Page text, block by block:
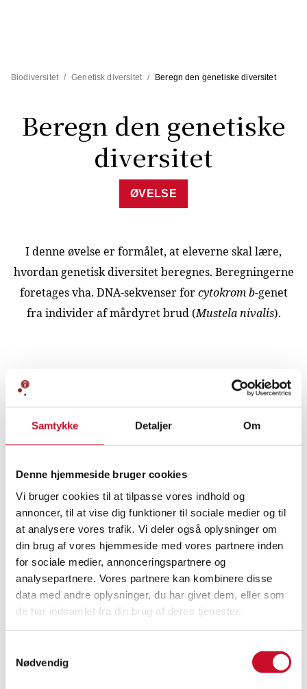
Samtykke Detaljer Om
Denne hjemmeside bruger cookies
Vi bruger cookies til at tilpasse vores indhold og
annoncer, til at vise dig funktioner til sociale medier og til
at analysere vores trafik. Vi deler også oplysninger om
din brug af vores hjemmeside med vores partnere inden
for sociale medier, annonceringspartnere og
analysepartnere. Vores partnere kan kombinere disse
data med andre oplysninger, du har givet dem, eller som
de har indsamlet fra din brug af deres tjenester.
Nødvendig
Biodiversitet / Genetisk diversitet / Beregn den genetiske diversitet
Beregn den genetiske
diversitet
ØVELSE
I denne øvelse er formålet, at eleverne skal lære,
hvordan genetisk diversitet beregnes. Beregningerne
foretages vha. DNA-sekvenser forcytokrom b-genet
fra individer af mårdyret brud (Mustela nivalis).
Øvelse